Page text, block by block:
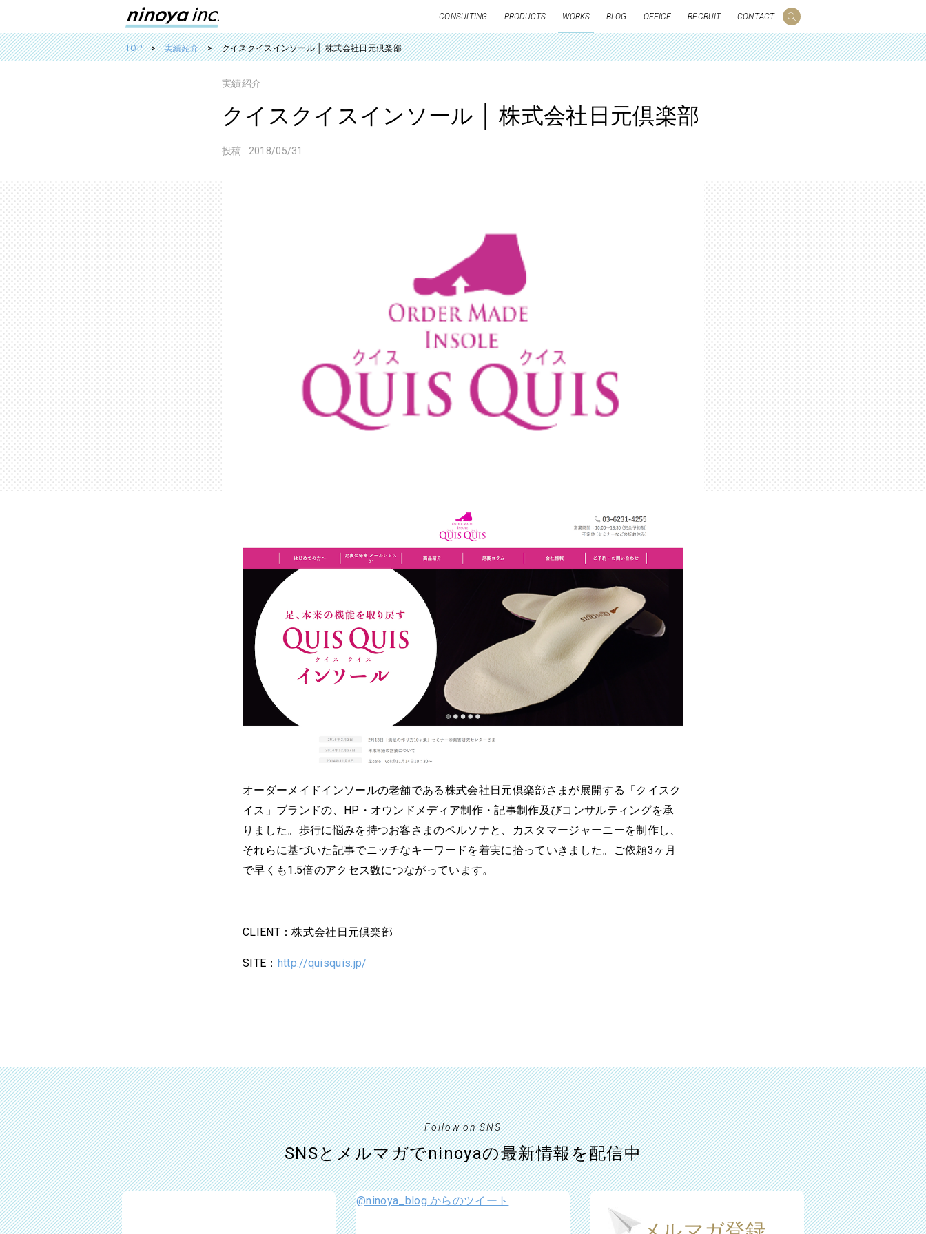
CONSULTING PRODUCTS WORKS BLOG OFFICE RECRUIT CONTACT
TOP 実績紹介 クイスクイスインソール │ 株式会社日元倶楽部
実績紹介
クイスクイスインソール │ 株式会社日元倶楽部
投稿 : 2018/05/31
オーダーメイドインソールの老舗である株式会社日元倶楽部さまが展開する「クイスク
イス」ブランドの、HP・オウンドメディア制作・記事制作及びコンサルティングを承
りました。歩行に悩みを持つお客さまのペルソナと、カスタマージャーニーを制作し、
それらに基づいた記事でニッチなキーワードを着実に拾っていきました。ご依頼3ヶ月
で早くも1.5倍のアクセス数につながっています。
CLIENT：株式会社日元倶楽部
SITE： http://quisquis.jp/
Follow on SNS
SNSとメルマガでninoyaの最新情報を配信中
@ninoya_blog からのツイート